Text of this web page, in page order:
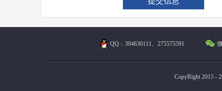
QQ：394630111、275575591
CopyRight 2015 -